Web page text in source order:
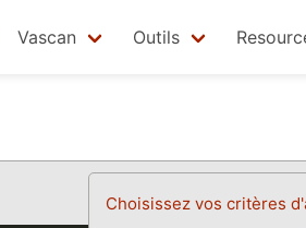
Vascan Outils
Choisissez vos critères